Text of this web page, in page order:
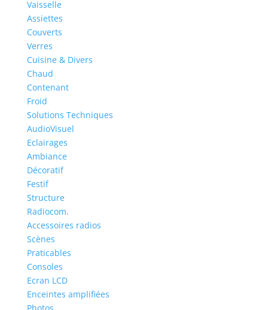
Vaisselle
Assiettes
Couverts
Verres
Cuisine & Divers
Chaud
Contenant
Froid
Solutions Techniques
AudioVisuel
Eclairages
Ambiance
Décoratif
Festif
Structure
Radiocom.
Accessoires radios
Scènes
Praticables
Consoles
Ecran LCD
Enceintes amplifiées